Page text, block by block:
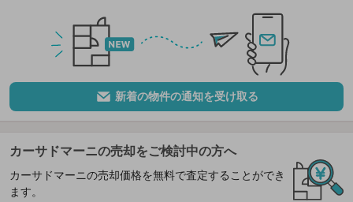
新着の物件の通知を受け取る
カーサドマーニの売却をご検討中の方へ
カーサドマーニの売却価格を無料で査定することができ
ます。